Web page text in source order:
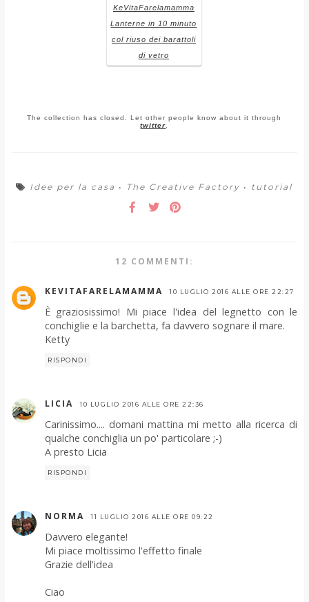
KeVitaFarelamamma
Lanterne in 10 minuto
col riuso dei barattoli
di vetro
The collection has closed. Let other people know about it through
twitter.
Idee per la casa • The Creative Factory • tutorial
12 COMMENTI:
KEVITAFARELAMAMMA 10 LUGLIO 2016 ALLE ORE 22:27
È graziosissimo! Mi piace l'idea del legnetto con le
conchiglie e la barchetta, fa davvero sognare il mare.
Ketty
RISPONDI
LICIA 10 LUGLIO 2016 ALLE ORE 22:36
Carinissimo.... domani mattina mi metto alla ricerca di
qualche conchiglia un po' particolare ;-)
A presto Licia
RISPONDI
NORMA 11 LUGLIO 2016 ALLE ORE 09:22
Davvero elegante!
Mi piace moltissimo l'effetto finale
Grazie dell'idea
Ciao